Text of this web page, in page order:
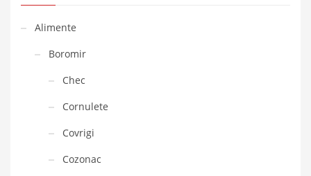
Alimente
Boromir
Chec
Cornulete
Covrigi
Cozonac